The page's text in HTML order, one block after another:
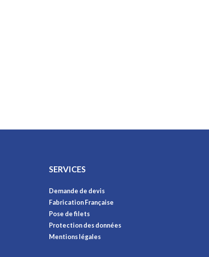
SERVICES
Demande de devis
Fabrication Française
Pose de filets
Protection des données
Mentions légales